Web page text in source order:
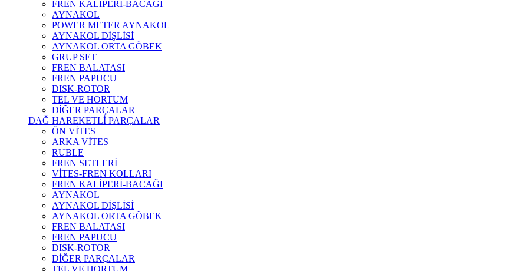
FREN KALİPERİ-BACAĞI
AYNAKOL
POWER METER AYNAKOL
AYNAKOL DİŞLİSİ
AYNAKOL ORTA GÖBEK
GRUP SET
FREN BALATASI
FREN PAPUCU
DISK-ROTOR
TEL VE HORTUM
DİĞER PARÇALAR
DAĞ HAREKETLİ PARÇALAR
ÖN VİTES
ARKA VİTES
RUBLE
FREN SETLERİ
VİTES-FREN KOLLARI
FREN KALİPERİ-BACAĞI
AYNAKOL
AYNAKOL DİŞLİSİ
AYNAKOL ORTA GÖBEK
FREN BALATASI
FREN PAPUCU
DISK-ROTOR
DİĞER PARÇALAR
TEL VE HORTUM